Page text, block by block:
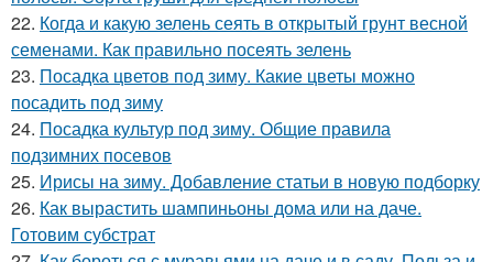
22. Когда и какую зелень сеять в открытый грунт весной
семенами. Как правильно посеять зелень
23. Посадка цветов под зиму. Какие цветы можно
посадить под зиму
24. Посадка культур под зиму. Общие правила
подзимних посевов
25. Ирисы на зиму. Добавление статьи в новую подборку
26. Как вырастить шампиньоны дома или на даче.
Готовим субстрат